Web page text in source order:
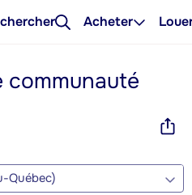
Acheter
communauté
Québec)